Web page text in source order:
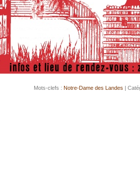
Mots-clefs : Notre-Dame des Landes |